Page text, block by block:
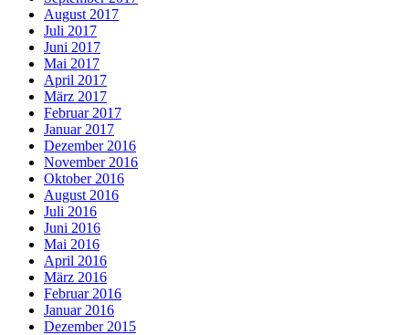
August 2017
Juli 2017
Juni 2017
Mai 2017
April 2017
März 2017
Februar 2017
Januar 2017
Dezember 2016
November 2016
Oktober 2016
August 2016
Juli 2016
Juni 2016
Mai 2016
April 2016
März 2016
Februar 2016
Januar 2016
Dezember 2015